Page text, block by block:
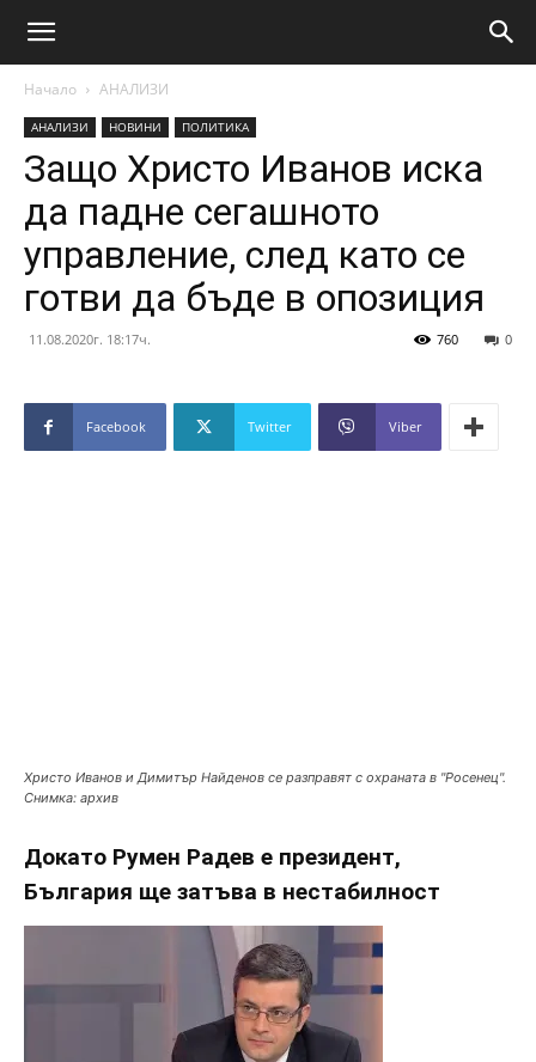
Начало АНАЛИЗИ
АНАЛИЗИ НОВИНИ ПОЛИТИКА
Защо Христо Иванов иска
да падне сегашното
управление, след като се
готви да бъде в опозиция
11.08.2020г. 18:17ч. 0
760
Facebook Twitter Viber
Христо Иванов и Димитър Найденов се разправят с охраната в "Росенец".
Снимка: архив
Докато Румен Радев е президент,
България ще затъва в нестабилност